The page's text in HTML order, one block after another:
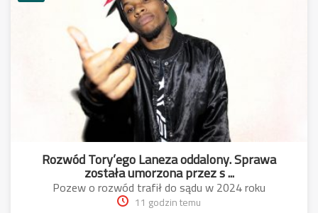
Rozwód Tory’ego Laneza oddalony. Sprawa
została umorzona przez s ...
Pozew o rozwód trafił do sądu w 2024 roku
11 godzin temu